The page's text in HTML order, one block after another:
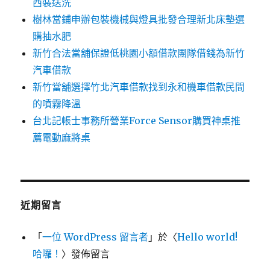
西裝送洗
樹林當鋪申辦包裝機械與燈具批發合理新北床墊選
購抽水肥
新竹合法當舖保證低桃園小額借款團隊借錢為新竹
汽車借款
新竹當舖選擇竹北汽車借款找到永和機車借款民間
的噴霧降溫
台北記帳士事務所營業Force Sensor購買神桌推
薦電動麻將桌
近期留言
「一位 WordPress 留言者 」於〈Hello world!
哈囉！ 〉發佈留言